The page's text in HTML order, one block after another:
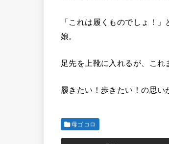
「これは履くものでしょ！
娘。
足先を上靴に入れるが、これ
履きたい！歩きたい！の思い
母ゴコロ